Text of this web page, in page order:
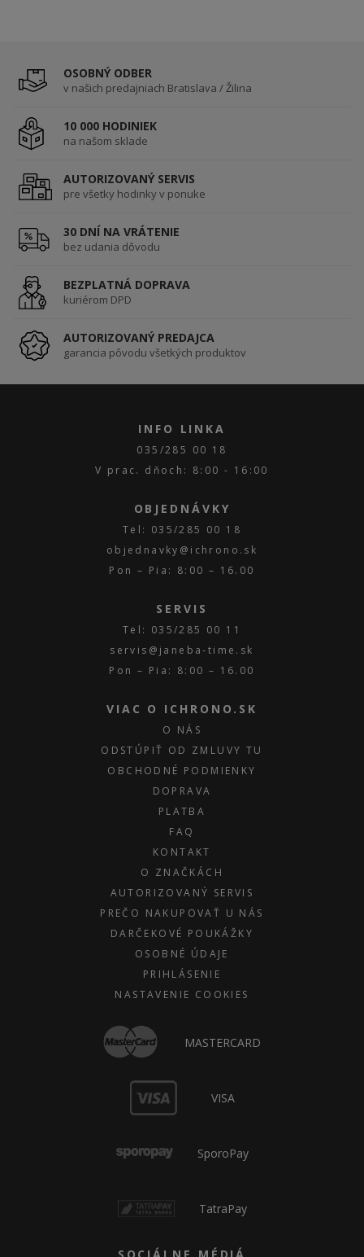
OSOBNÝ ODBER
v našich predajniach Bratislava / Žilina
10 000 HODINIEK
na našom sklade
AUTORIZOVANÝ SERVIS
pre všetky hodinky v ponuke
30 DNÍ NA VRÁTENIE
bez udania dôvodu
BEZPLATNÁ DOPRAVA
kuriérom DPD
AUTORIZOVANÝ PREDAJCA
garancia pôvodu všetkých produktov
INFO LINKA
035/285 00 18
V prac. dňoch: 8:00 - 16:00
OBJEDNÁVKY
Tel: 035/285 00 18
objednavky@ichrono.sk
Pon – Pia: 8:00 – 16.00
SERVIS
Tel: 035/285 00 11
servis@janeba-time.sk
Pon – Pia: 8:00 – 16.00
VIAC O ICHRONO.SK
O NÁS
ODSTÚPIŤ OD ZMLUVY TU
OBCHODNÉ PODMIENKY
DOPRAVA
PLATBA
FAQ
KONTAKT
O ZNAČKÁCH
AUTORIZOVANÝ SERVIS
PREČO NAKUPOVAŤ U NÁS
DARČEKOVÉ POUKÁŽKY
OSOBNÉ ÚDAJE
PRIHLÁSENIE
NASTAVENIE COOKIES
MASTERCARD
VISA
SporoPay
TatraPay